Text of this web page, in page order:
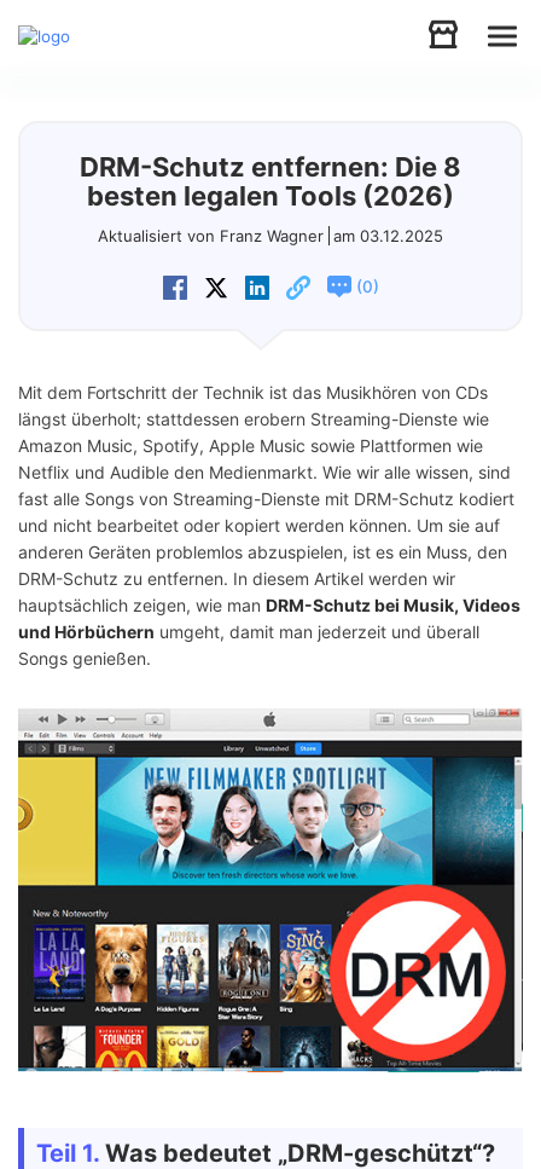
Store
DRM-Schutz entfernen: Die 8
besten legalen Tools (2026)
Aktualisiert von Franz Wagner am 03.12.2025
(0)
Mit dem Fortschritt der Technik ist das Musikhören von CDs
längst überholt; stattdessen erobern Streaming-Dienste wie
Amazon Music, Spotify, Apple Music sowie Plattformen wie
Netflix und Audible den Medienmarkt. Wie wir alle wissen, sind
fast alle Songs von Streaming-Dienste mit DRM-Schutz kodiert
und nicht bearbeitet oder kopiert werden können. Um sie auf
anderen Geräten problemlos abzuspielen, ist es ein Muss, den
DRM-Schutz zu entfernen. In diesem Artikel werden wir
hauptsächlich zeigen, wie man DRM-Schutz bei Musik, Videos
und Hörbüchern umgeht, damit man jederzeit und überall
Songs genießen.
Teil 1. Was bedeutet „DRM-geschützt“?